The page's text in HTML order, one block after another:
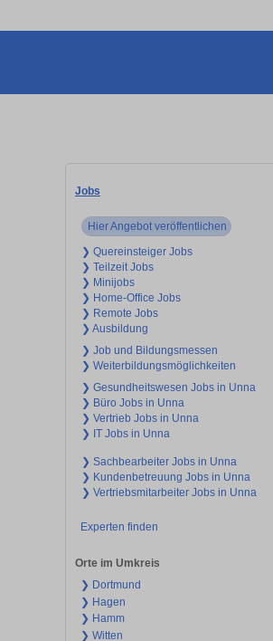
Jobs
Hier Angebot veröffentlichen
❯ Quereinsteiger Jobs
❯ Teilzeit Jobs
❯ Minijobs
❯ Home-Office Jobs
❯ Remote Jobs
❯ Ausbildung
❯ Job und Bildungsmessen
❯ Weiterbildungsmöglichkeiten
❯ Gesundheitswesen Jobs in Unna
❯ Büro Jobs in Unna
❯ Vertrieb Jobs in Unna
❯ IT Jobs in Unna
❯ Sachbearbeiter Jobs in Unna
❯ Kundenbetreuung Jobs in Unna
❯ Vertriebsmitarbeiter Jobs in Unna
Experten finden
Orte im Umkreis
❯ Dortmund
❯ Hagen
❯ Hamm
❯ Witten